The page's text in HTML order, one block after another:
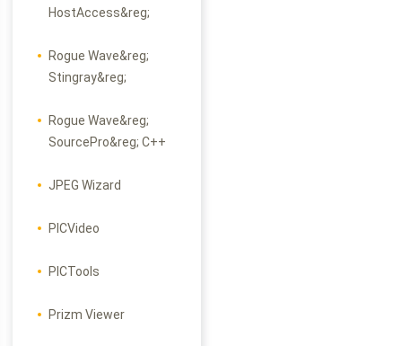
HostAccess&reg;
Rogue Wave&reg;
Stingray&reg;
Rogue Wave&reg;
SourcePro&reg; C++
JPEG Wizard
PICVideo
PICTools
Prizm Viewer